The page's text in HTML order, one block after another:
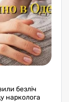
безліч
нарколога